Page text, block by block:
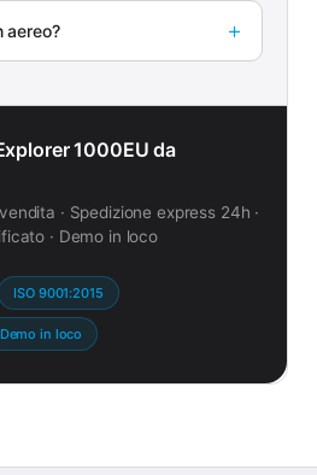
aereo?
1000EU da
· Spedizione express 24h ·
· Demo in loco
ISO 9001:2015
Demo in loco